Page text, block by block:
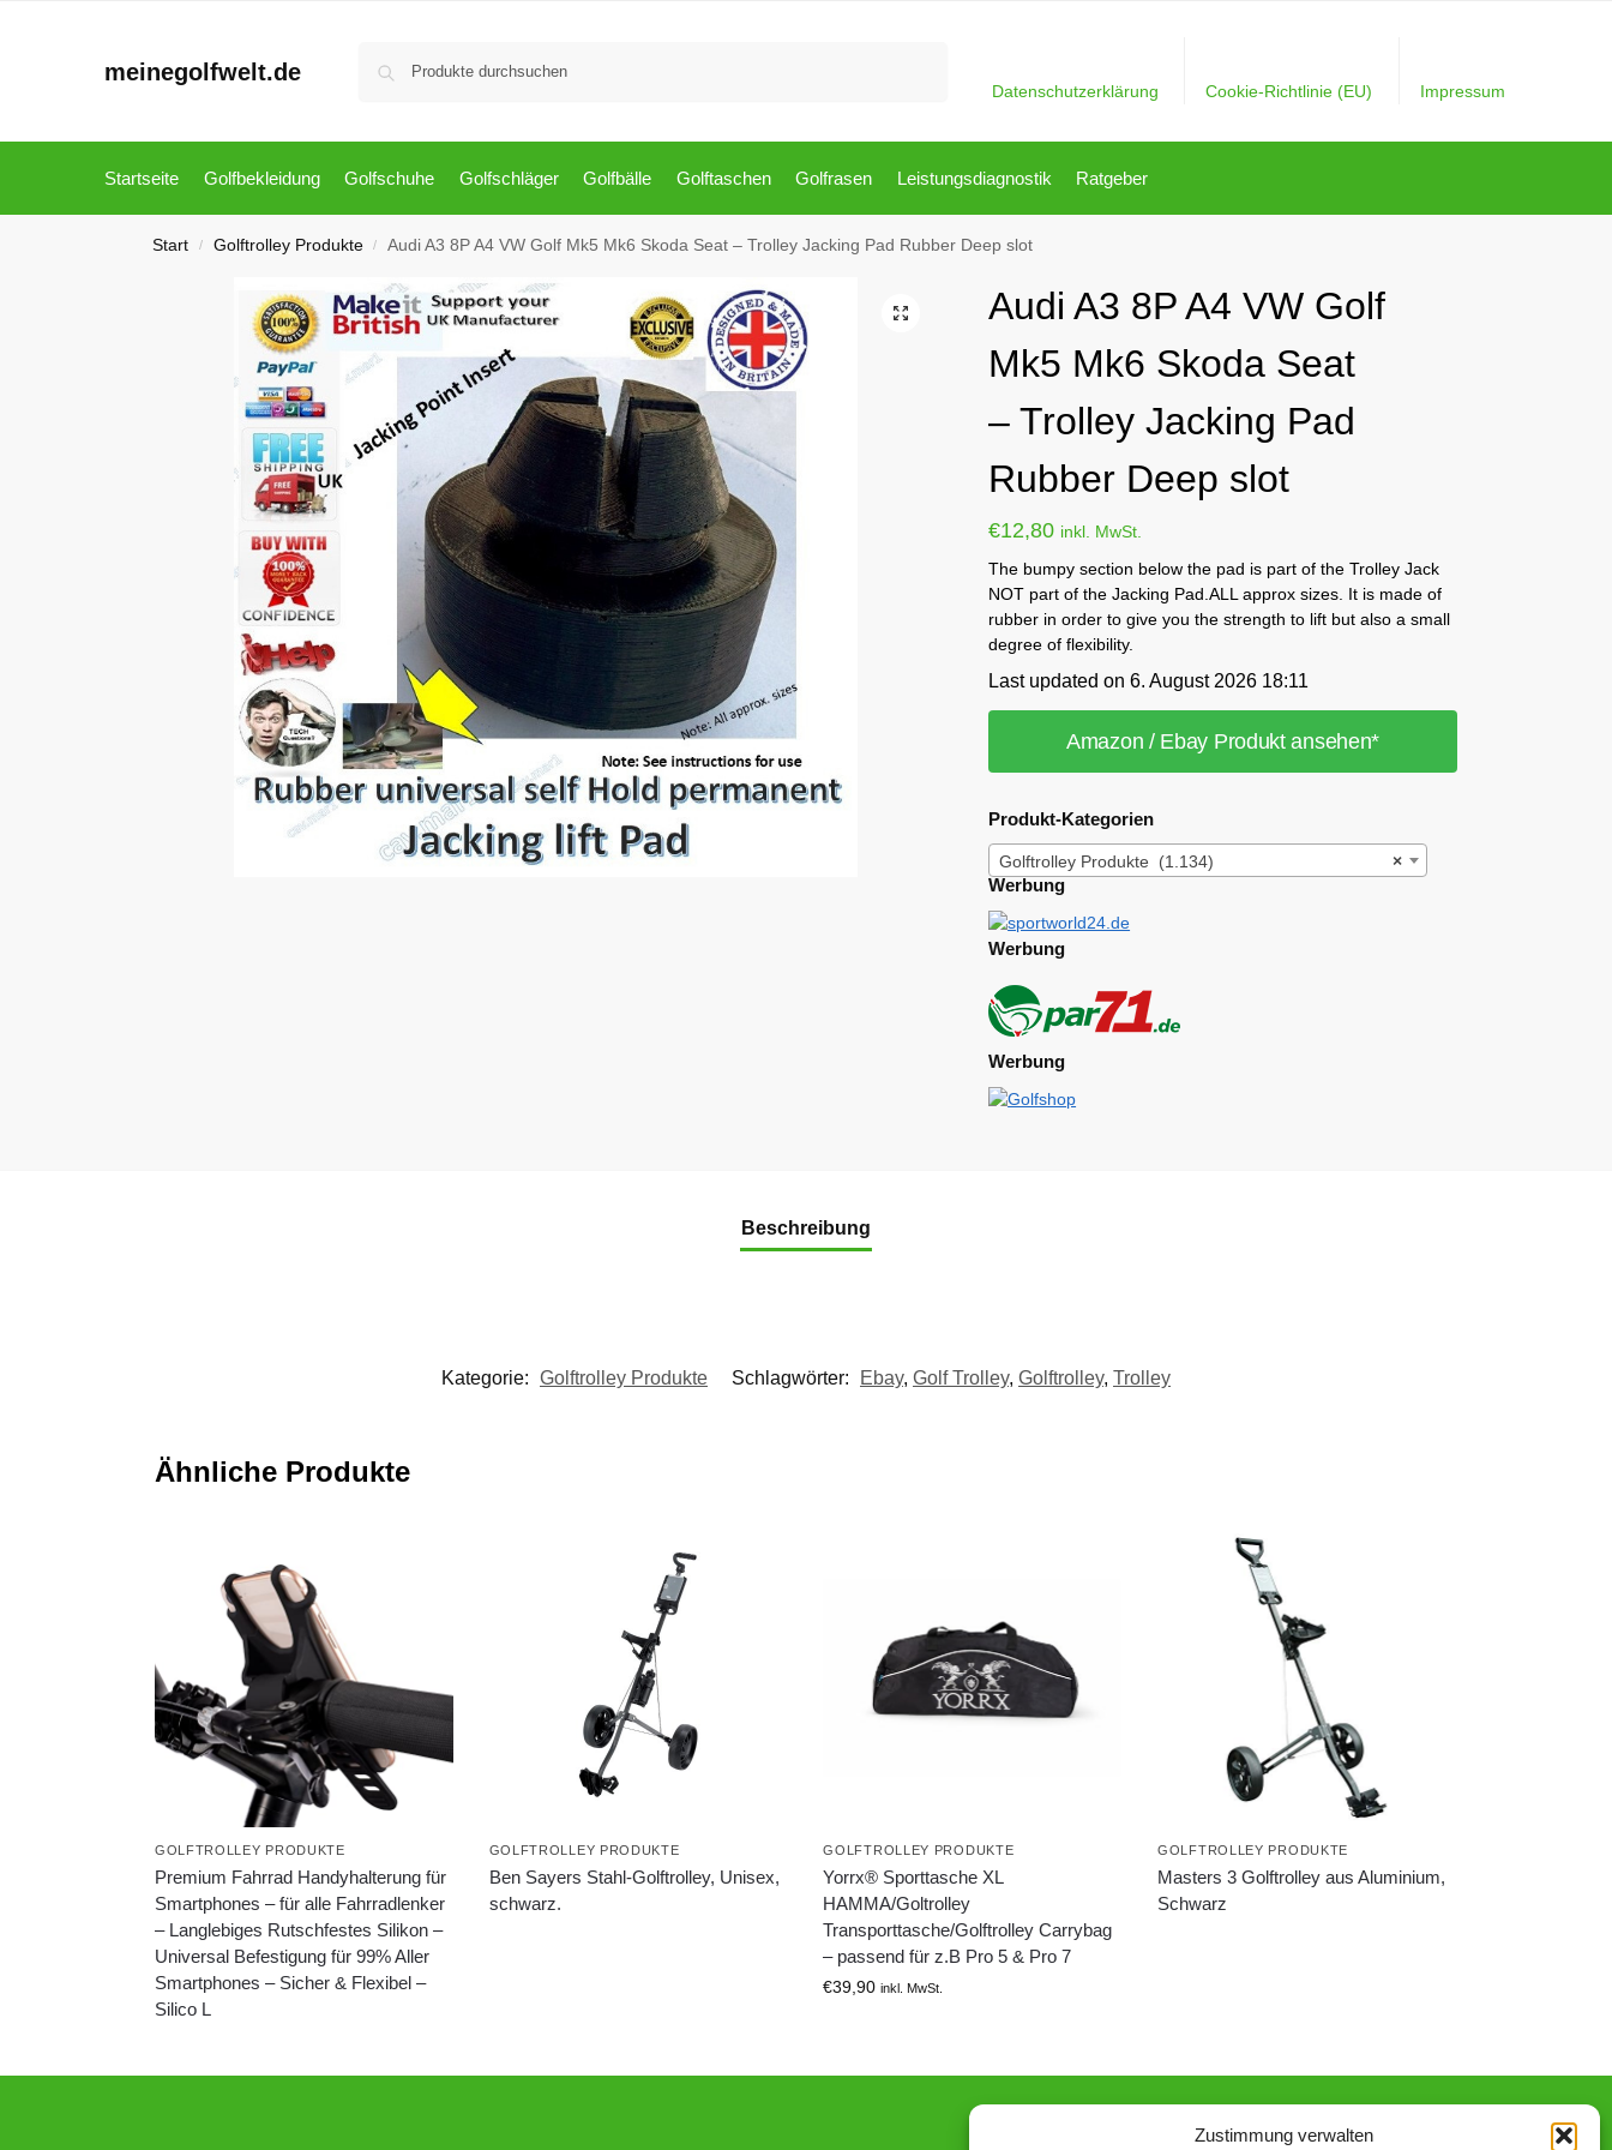
Zustimmung verwalten
meinegolfwelt.de
Datenschutzerklärung Cookie-Richtlinie (EU) Impressum
Startseite Golfbekleidung Golfschuhe Golfschläger Golfbälle Golftaschen Golfrasen Leistungsdiagnostik Ratgeber
Start / Golftrolley Produkte / Audi A3 8P A4 VW Golf Mk5 Mk6 Skoda Seat – Trolley Jacking Pad Rubber Deep slot
Audi A3 8P A4 VW Golf
Mk5 Mk6 Skoda Seat
– Trolley Jacking Pad
Rubber Deep slot
€12,80 inkl. MwSt.
The bumpy section below the pad is part of the Trolley Jack
NOT part of the Jacking Pad.ALL approx sizes. It is made of
rubber in order to give you the strength to lift but also a small
degree of flexibility.
Last updated on 6. August 2026 18:11
Amazon / Ebay Produkt ansehen*
Produkt-Kategorien
×
Golftrolley Produkte (1.134)
Werbung
Werbung
Werbung
Beschreibung
Kategorie: Golftrolley Produkte Schlagwörter: Ebay, Golf Trolley, Golftrolley, Trolley
Ähnliche Produkte
GOLFTROLLEY PRODUKTE
Premium Fahrrad Handyhalterung für
Smartphones – für alle Fahrradlenker
– Langlebiges Rutschfestes Silikon –
Universal Befestigung für 99% Aller
Smartphones – Sicher & Flexibel –
Silico L
GOLFTROLLEY PRODUKTE
Ben Sayers Stahl-Golftrolley, Unisex,
schwarz.
GOLFTROLLEY PRODUKTE
Yorrx® Sporttasche XL
HAMMA/Goltrolley
Transporttasche/Golftrolley Carrybag
– passend für z.B Pro 5 & Pro 7
€39,90 inkl. MwSt.
GOLFTROLLEY PRODUKTE
Masters 3 Golftrolley aus Aluminium,
Schwarz